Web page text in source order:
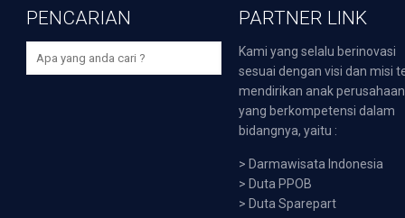
PENCARIAN PARTNER LINK
Kami yang selalu berinovasi
sesuai dengan visi dan misi
mendirikan anak perusahaan
yang berkompetensi dalam
bidangnya, yaitu :
> Darmawisata Indonesia
> Duta PPOB
> Duta Sparepart